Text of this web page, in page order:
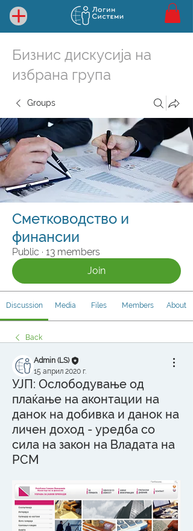
Бизнис дискусија на
избрана група
Groups
Сметководство и
финансии
Public · 13 members
Join
Discussion Media Files Members About
Back
Admin (LS)
15 април 2020 г.
УЈП: Ослободување од
плаќање на аконтации на
данок на добивка и данок на
личен доход - уредба со
сила на закон на Владата на
РСМ